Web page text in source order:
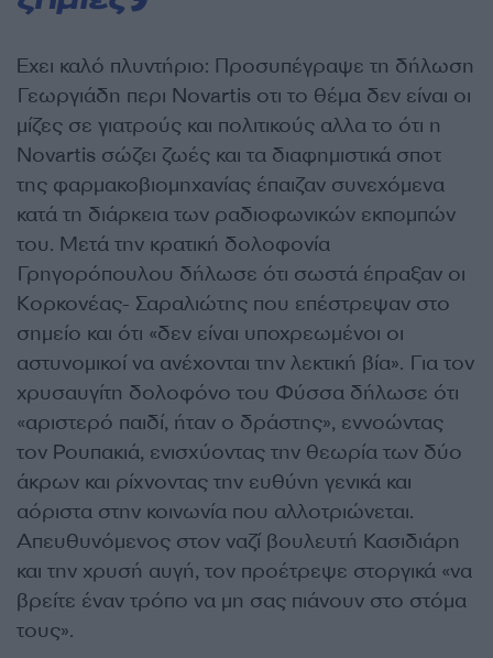
Εχει καλό πλυντήριο: Προσυπέγραψε τη δήλωση
Γεωργιάδη περι Novartis οτι το θέμα δεν είναι οι
μίζες σε γιατρούς και πολιτικούς αλλα το ότι η
Novartis σώζει ζωές και τα διαφημιστικά σποτ
της φαρμακοβιομηχανίας έπαιζαν συνεχόμενα
κατά τη διάρκεια των ραδιοφωνικών εκπομπών
του. Μετά την κρατική δολοφονία
Γρηγορόπουλου δήλωσε ότι σωστά έπραξαν οι
Κορκονέας- Σαραλιώτης που επέστρεψαν στο
σημείο και ότι «δεν είναι υποχρεωμένοι οι
αστυνομικοί να ανέχονται την λεκτική βία». Για τον
χρυσαυγίτη δολοφόνο του Φύσσα δήλωσε ότι
«αριστερό παιδί, ήταν ο δράστης», εννοώντας
τον Ρουπακιά, ενισχύοντας την θεωρία των δύο
άκρων και ρίχνοντας την ευθύνη γενικά και
αόριστα στην κοινωνία που αλλοτριώνεται.
Απευθυνόμενος στον ναζί βουλευτή Κασιδιάρη
και την χρυσή αυγή, τον προέτρεψε στοργικά «να
βρείτε έναν τρόπο να μη σας πιάνουν στο στόμα
τους».